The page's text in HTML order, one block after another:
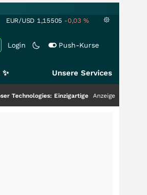
EUR/USD 1,15505 -0,03 %
Login Push-Kurse
Unsere Services
Einzigartige Leistung zieht die Top-Dogs an!
Anzeige